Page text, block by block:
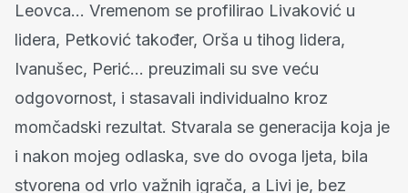
Leovca... Vremenom se profilirao Livaković u
lidera, Petković također, Orša u tihog lidera,
Ivanušec, Perić... preuzimali su sve veću
odgovornost, i stasavali individualno kroz
momčadski rezultat. Stvarala se generacija koja je
i nakon mojeg odlaska, sve do ovoga ljeta, bila
stvorena od vrlo važnih igrača, a Livi je, bez